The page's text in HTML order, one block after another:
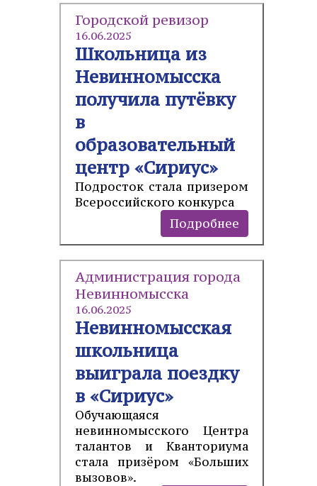
Городской ревизор
16.06.2025
Школьница из
Невинномысска
получила путёвку
в
образовательный
центр «Сириус»
Подросток стала призером
Всероссийского конкурса
Подробнее
Администрация города
Невинномысска
16.06.2025
Невинномысская
школьница
выиграла поездку
в «Сириус»
Обучающаяся
невинномысского Центра
талантов и Кванториума
стала призёром «Больших
вызовов».